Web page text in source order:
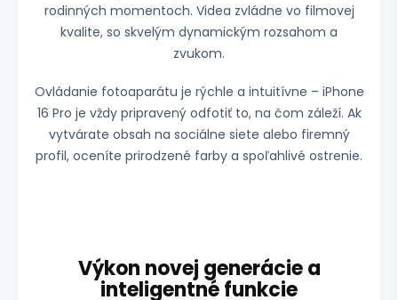
rodinných momentoch. Videa zvládne vo filmovej
kvalite, so skvelým dynamickým rozsahom a
zvukom.
Ovládanie fotoaparátu je rýchle a intuitívne – iPhone
16 Pro je vždy pripravený odfotiť to, na čom záleží. Ak
vytvárate obsah na sociálne siete alebo firemný
profil, oceníte prirodzené farby a spoľahlivé ostrenie.
Výkon novej generácie a
inteligentné funkcie